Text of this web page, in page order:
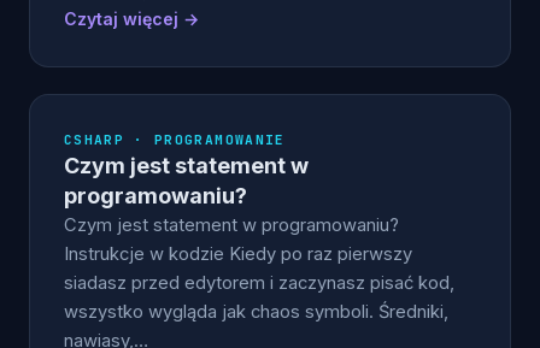
Czytaj więcej →
CSHARP · PROGRAMOWANIE
Czym jest statement w
programowaniu?
Czym jest statement w programowaniu?
Instrukcje w kodzie Kiedy po raz pierwszy
siadasz przed edytorem i zaczynasz pisać kod,
wszystko wygląda jak chaos symboli. Średniki,
nawiasy,…